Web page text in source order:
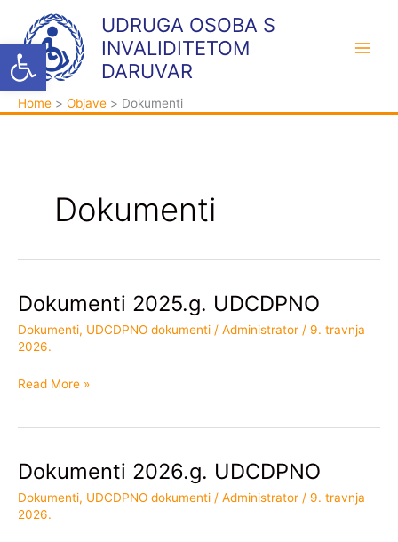
Open toolbar
content
UDRUGA OSOBA S
INVALIDITETOM
DARUVAR
Home Objave Dokumenti
Dokumenti
Dokumenti 2025.g. UDCDPNO
Dokumenti, UDCDPNO dokumenti / Administrator / 9. travnja
2026.
Dokumenti
UDCDPNO
Read More »
Dokumenti 2026.g. UDCDPNO
Dokumenti, UDCDPNO dokumenti / Administrator / 9. travnja
2026.
Dokumenti
UDCDPNO
t
e
g
h
i
v